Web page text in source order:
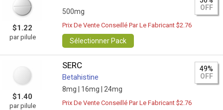
$1.22
par pilule
500mg
OFF
Prix De Vente Conseillé Par Le Fabricant $2.76
Sélectionner Pack
$1.40
par pilule
SERC
Betahistine
8mg | 16mg | 24mg
49%
OFF
Prix De Vente Conseillé Par Le Fabricant $2.76